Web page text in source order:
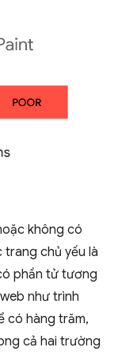
không có
chủ yếu là
phần tử tương
như trình
có hàng trăm,
cả hai trường